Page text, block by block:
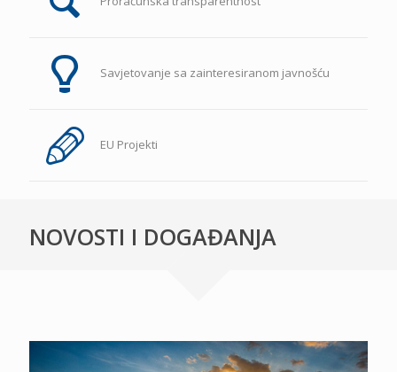
Savjetovanje sa zainteresiranom javnošću
EU Projekti
NOVOSTI I DOGAĐANJA